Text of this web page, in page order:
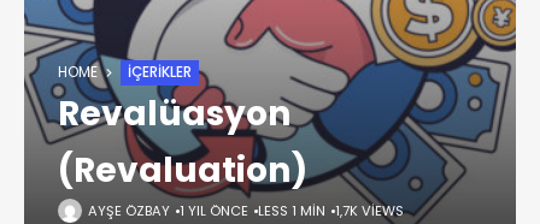
HOME İÇERIKLER
Revalüasyon
(Revaluation)
AYŞE ÖZBAY 1 YIL ÖNCE LESS 1 MIN 1,7K VIEWS